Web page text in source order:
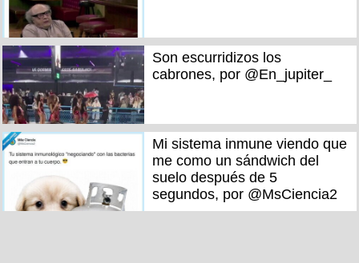
Son escurridizos los
cabrones, por @En_jupiter_
Mi sistema inmune viendo que
me como un sándwich del
suelo después de 5
segundos, por @MsCiencia2